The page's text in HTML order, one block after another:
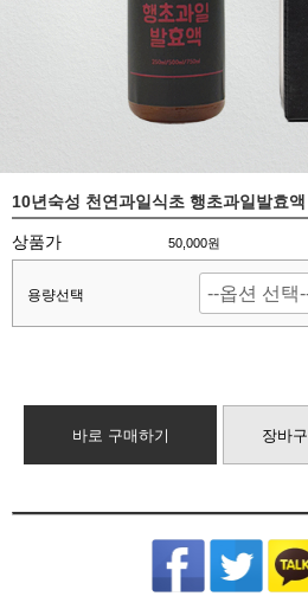
10년숙성 천연과일식초 행초과일발효
상품가 50,000원
용량선택
바로 구매하기 장바